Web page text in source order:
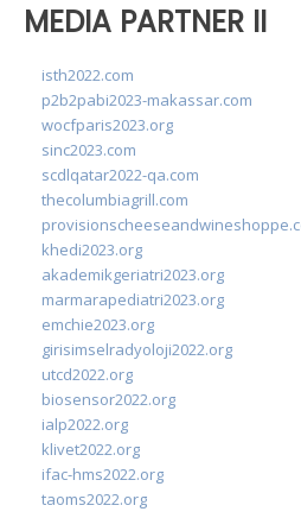
MEDIA PARTNER II
isth2022.com
p2b2pabi2023-makassar.com
wocfparis2023.org
sinc2023.com
scdlqatar2022-qa.com
thecolumbiagrill.com
khedi2023.org
akademikgeriatri2023.org
marmarapediatri2023.org
emchie2023.org
girisimselradyoloji2022.org
utcd2022.org
biosensor2022.org
ialp2022.org
klivet2022.org
ifac-hms2022.org
taoms2022.org